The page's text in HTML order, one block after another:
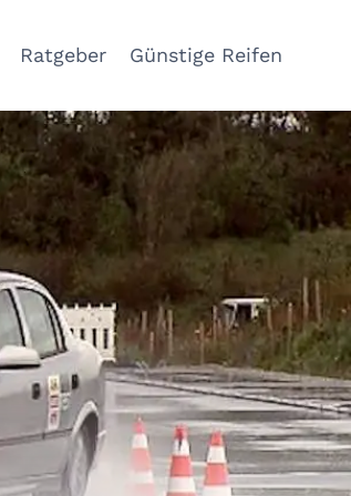
Ratgeber Günstige Reifen